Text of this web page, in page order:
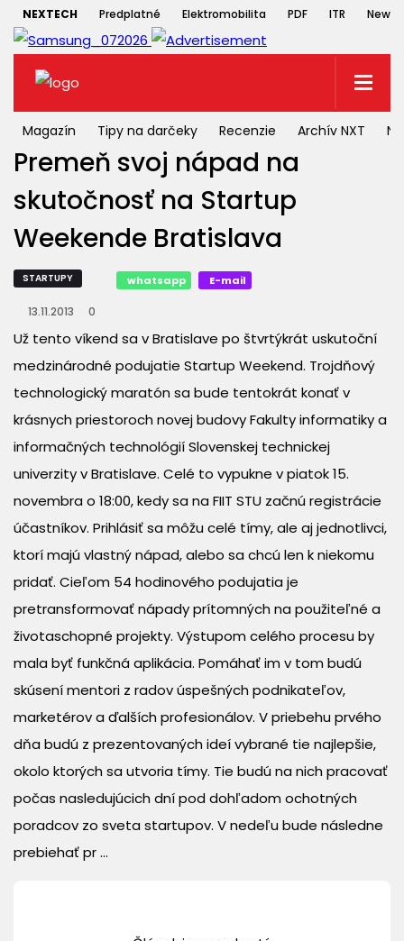
NEXTECH Predplatné Elektromobilita PDF ITR
Magazín Tipy na darčeky Recenzie Archív NXT
Premeň svoj nápad na
skutočnosť na Startup
Weekende Bratislava
STARTUPY whatsapp E-mail
13.11.2013 0
Už tento víkend sa v Bratislave po štvrtýkrát uskutoční
medzinárodné podujatie Startup Weekend. Trojdňový
technologický maratón sa bude tentokrát konať v
krásnych priestoroch novej budovy Fakulty informatiky a
informačných technológií Slovenskej technickej
univerzity v Bratislave. Celé to vypukne v piatok 15.
novembra o 18:00, kedy sa na FIIT STU začnú registrácie
účastníkov. Prihlásiť sa môžu celé tímy, ale aj jednotlivci,
ktorí majú vlastný nápad, alebo sa chcú len k niekomu
pridať. Cieľom 54 hodinového podujatia je
pretransformovať nápady prítomných na použiteľné a
životaschopné projekty. Výstupom celého procesu by
mala byť funkčná aplikácia. Pomáhať im v tom budú
skúsení mentori z radov úspešných podnikateľov,
marketérov a ďalších profesionálov. V priebehu prvého
dňa budú z prezentovaných ideí vybrané tie najlepšie,
okolo ktorých sa utvoria tímy. Tie budú na nich pracovať
počas nasledujúcich dní pod dohľadom ochotných
poradcov zo sveta startupov. V nedeľu bude následne
prebiehať pr ...